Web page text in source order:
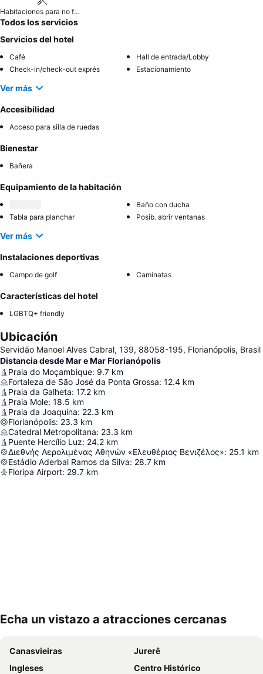
Habitaciones para no fumadores
Todos los servicios
Servicios del hotel
Café
Hall de entrada/Lobby
Check-in/check-out exprés
Estacionamiento
Ver más
Accesibilidad
Acceso para silla de ruedas
Bienestar
Bañera
Equipamiento de la habitación
Baño con ducha
Tabla para planchar
Posib. abrir ventanas
Ver más
Instalaciones deportivas
Campo de golf Caminatas
Características del hotel
LGBTQ+ friendly
Ubicación
Servidão Manoel Alves Cabral, 139, 88058-195, Florianópolis, Brasil
Distancia desde Mar e Mar Florianópolis
Praia do Moçambique: 9.7 km
Fortaleza de São José da Ponta Grossa: 12.4 km
Praia da Galheta: 17.2 km
Praia Mole: 18.5 km
Praia da Joaquina: 22.3 km
Florianópolis: 23.3 km
Catedral Metropolitana: 23.3 km
Puente Hercílio Luz: 24.2 km
Διεθνής Αερολιμένας Αθηνών «Ελευθέριος Βενιζέλος»: 25.1 km
Estádio Aderbal Ramos da Silva: 28.7 km
Floripa Airport: 29.7 km
Echa un vistazo a atracciones cercanas
Canasvieiras
Jurerê
Ingleses
Centro Histórico